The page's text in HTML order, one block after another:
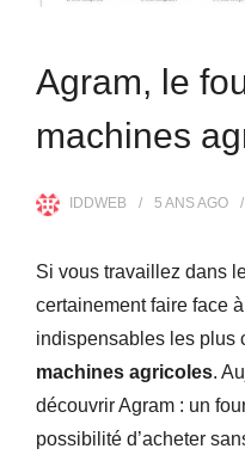
Agram, le
machines
IDDWEB 5 ANSAGO
Si vous travaillez dans
certainement faire face
indispensables les plus
machines agricoles.
découvrir Agram : un
possibilité d’acheter